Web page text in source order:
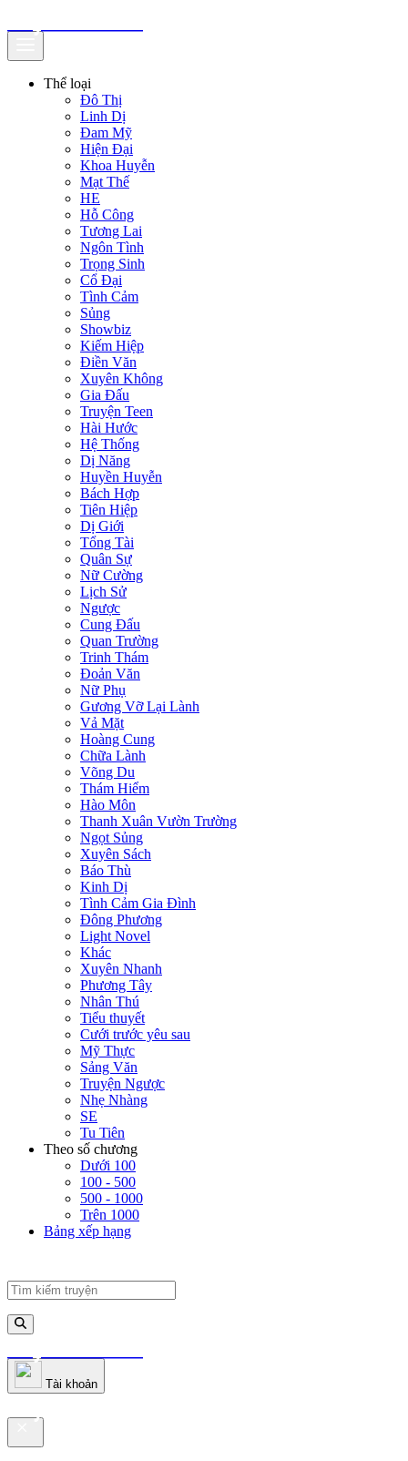
Thể loại
Đô Thị
Linh Dị
Đam Mỹ
Hiện Đại
Khoa Huyễn
Mạt Thế
HE
Hỗ Công
Tương Lai
Ngôn Tình
Trọng Sinh
Cổ Đại
Tình Cảm
Sủng
Showbiz
Kiếm Hiệp
Điền Văn
Xuyên Không
Gia Đấu
Truyện Teen
Hài Hước
Hệ Thống
Dị Năng
Huyền Huyễn
Bách Hợp
Tiên Hiệp
Dị Giới
Tổng Tài
Quân Sự
Nữ Cường
Lịch Sử
Ngược
Cung Đấu
Quan Trường
Trinh Thám
Đoản Văn
Nữ Phụ
Gương Vỡ Lại Lành
Vả Mặt
Hoàng Cung
Chữa Lành
Võng Du
Thám Hiểm
Hào Môn
Thanh Xuân Vườn Trường
Ngọt Sủng
Xuyên Sách
Báo Thù
Kinh Dị
Tình Cảm Gia Đình
Đông Phương
Light Novel
Khác
Xuyên Nhanh
Phương Tây
Nhân Thú
Tiểu thuyết
Cưới trước yêu sau
Mỹ Thực
Sảng Văn
Truyện Ngược
Nhẹ Nhàng
SE
Tu Tiên
Theo số chương
Dưới 100
100 - 500
500 - 1000
Trên 1000
Bảng xếp hạng
truyenfullz.com
Tài khoản
truyenfullz.com